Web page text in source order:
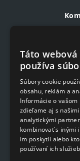
Táto
používa
Súbory cookie
obsahu, reklám a
Informácie o
zdieľame aj s
analytickými
kombinovať s inými
im poskytli alebo
používaní ich